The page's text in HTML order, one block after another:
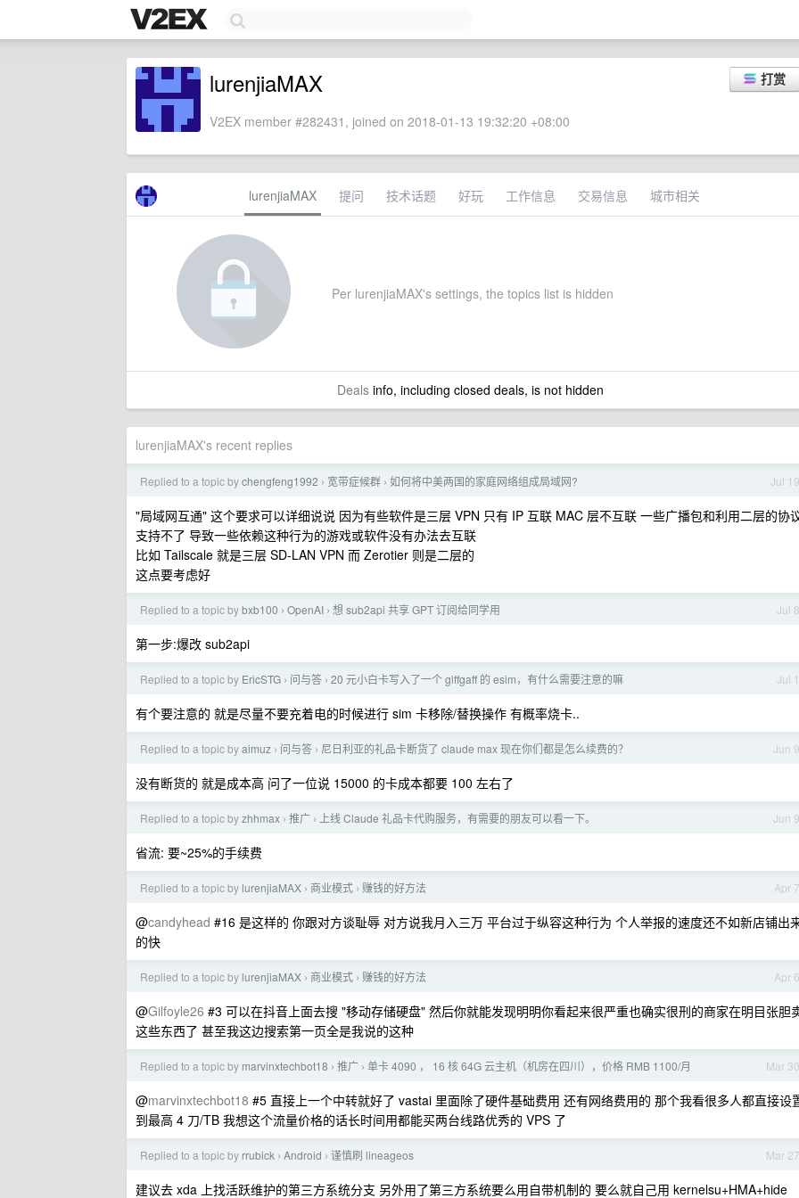
打赏
lurenjiaMAX
V2EX member #282431, joined on 2018-01-13 19:32:20 +08:00
lurenjiaMAX 提问 技术话题 好玩 工作信息 交易信息 城市相关
Per lurenjiaMAX's settings, the topics list is hidden
Dealsinfo, including closed deals, is not hidden
lurenjiaMAX's recent replies
Jul 19
Replied to a topic bychengfeng1992 › 宽带症候群 › 如何将中美两国的家庭网络组成局域网?
"局域网互通" 这个要求可以详细说说 因为有些软件是三层 VPN 只有 IP 互联 MAC 层不互联 一些广播包和利用二层的协
支持不了 导致一些依赖这种行为的游戏或软件没有办法去互联
比如 Tailscale 就是三层 SD-LAN VPN 而 Zerotier 则是二层的
这点要考虑好
Jul 8
Replied to a topic bybxb100 › OpenAI › 想 sub2api 共享 GPT 订阅给同学用
第一步:爆改 sub2api
Jul 1
Replied to a topic by EricSTG › 问与答 › 20 元小白卡写入了一个 giffgaff 的 esim，有什么需要注意的嘛
有个要注意的 就是尽量不要充着电的时候进行 sim 卡移除/替换操作 有概率烧卡..
Jun 9
Replied to a topic byaimuz › 问与答 › 尼日利亚的礼品卡断货了 claude max 现在你们都是怎么续费的？
没有断货的 就是成本高 问了一位说 15000 的卡成本都要 100 左右了
Jun 9
Replied to a topic byzhhmax › 推广 › 上线 Claude 礼品卡代购服务，有需要的朋友可以看一下。
省流: 要~25%的手续费
Apr 7
Replied to a topic by lurenjiaMAX › 商业模式 › 赚钱的好方法
@candyhead #16 是这样的 你跟对方谈耻辱 对方说我月入三万 平台过于纵容这种行为 个人举报的速度还不如新店铺出
的快
Apr 6
Replied to a topic by lurenjiaMAX › 商业模式 › 赚钱的好方法
@Gilfoyle26 #3 可以在抖音上面去搜 "移动存储硬盘" 然后你就能发现明明你看起来很严重也确实很刑的商家在明目张胆
这些东西了 甚至我这边搜索第一页全是我说的这种
Mar 30
Replied to a topic by marvinxtechbot18 › 推广 › 单卡 4090 ， 16 核 64G 云主机（机房在四川），价格 RMB 1100/月
@marvinxtechbot18 #5 直接上一个中转就好了 vastai 里面除了硬件基础费用 还有网络费用的 那个我看很多人都直接设
到最高 4 刀/TB 我想这个流量价格的话长时间用都能买两台线路优秀的 VPS 了
Mar 27
Replied to a topic by rrubick › Android › 谨慎刷 lineageos
建议去 xda 上找活跃维护的第三方系统分支 另外用了第三方系统要么用自带机制的 要么就自己用 kernelsu+HMA+hide